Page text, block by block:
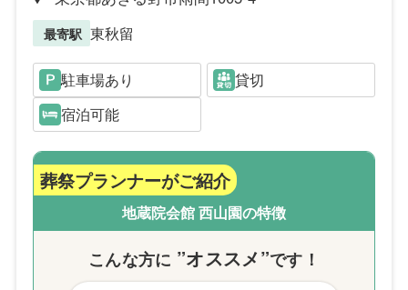
最寄駅 東秋留
駐車場あり
貸切
宿泊可能
葬祭プランナーがご紹介
地蔵院会館 西山園の特徴
こんな方に ”オススメ”です！